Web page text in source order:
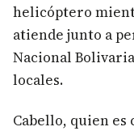
helicóptero
atiende junto a
Nacional
locales.
Cabello, quien